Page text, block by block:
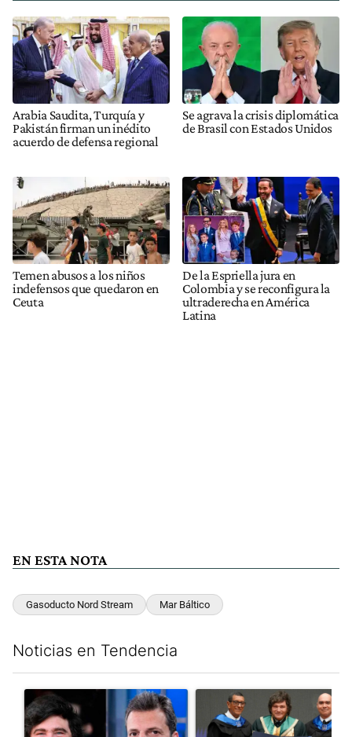
Arabia Saudita, Turquía y
Pakistán firman un inédito
acuerdo de defensa regional
Se agrava la crisis diplomática
de Brasil con Estados Unidos
Temen abusos a los niños
indefensos que quedaron en
Ceuta
De la Espriella jura en
Colombia y se reconfigura la
ultraderecha en América
Latina
EN ESTA NOTA
Gasoducto Nord Stream Mar Báltico
Noticias en Tendencia
Un artículo de tendencia con el título "Los gobernadores
Un artículo de tendencia